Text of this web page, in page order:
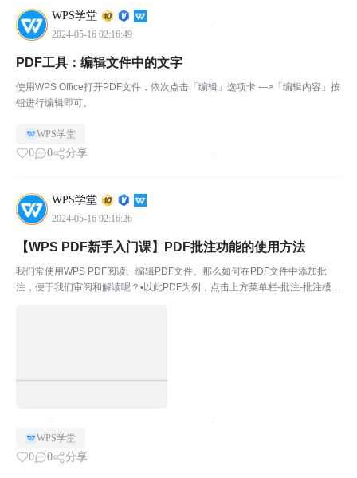
WPS学堂
2024-05-16 02:16:49
PDF工具：编辑文件中的文字
使用WPS Office打开PDF文件，依次点击「编辑」选项卡 --->「编辑内容」按
钮进行编辑即可。
WPS学堂
0 0 分享
WPS学堂
2024-05-16 02:16:26
【WPS PDF新手入门课】PDF批注功能的使用方法
我们常使用WPS PDF阅读、编辑PDF文件。那么如何在PDF文件中添加批
注，便于我们审阅和解读呢？▪以此PDF为例，点击上方菜单栏-批注-批注模
WPS学堂
0 0 分享